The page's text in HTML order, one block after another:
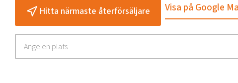
Hitta närmaste återförsäljare Visa på Google